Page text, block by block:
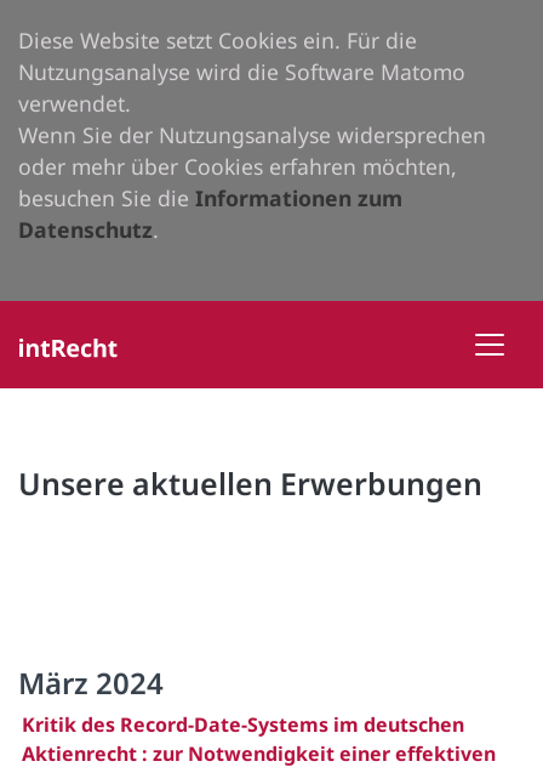
Diese Website setzt Cookies ein. Für die
Nutzungsanalyse wird die Software Matomo
verwendet.
Wenn Sie der Nutzungsanalyse widersprechen
oder mehr über Cookies erfahren möchten,
besuchen Sie die Informationen zum
Datenschutz.
Unsere aktuellen Erwerbungen
März 2024
Kritik des Record-Date-Systems im deutschen
Aktienrecht : zur Notwendigkeit einer effektiven